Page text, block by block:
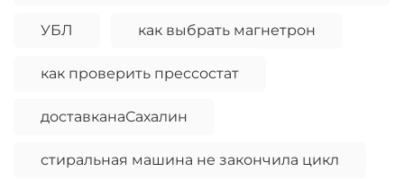
УБЛ как выбрать магнетрон
как проверить прессостат
доставканаСахалин
стиральная машина не закончила цикл